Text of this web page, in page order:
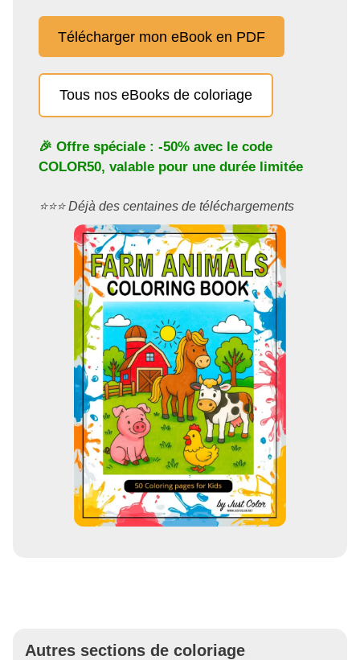
Télécharger mon eBook en PDF
Tous nos eBooks de coloriage
🎉 Offre spéciale : -50% avec le code
COLOR50, valable pour une durée limitée
⭐️⭐️⭐️ Déjà des centaines de téléchargements
Autres sections de coloriage